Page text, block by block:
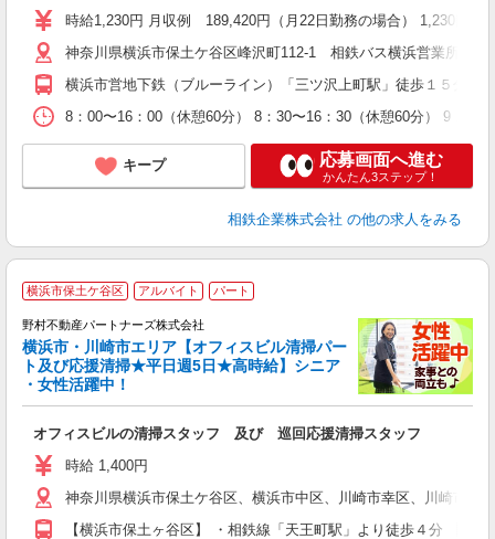
時給1,230円 月収例 189,420円（月22日勤務の場合） 1,230円×
神奈川県横浜市保土ケ谷区峰沢町112-1 相鉄バス横浜営業所
横浜市営地下鉄（ブルーライン）「三ツ沢上町駅」徒歩１５分ｏ
8：00〜16：00（休憩60分） 8：30〜16：30（休憩60分） 9：
キープ 応募画面へ進む
かんたん3ステップ！
相鉄企業株式会社 の他の求人をみる
横浜市保土ケ谷区 アルバイト パート
野村不動産パートナーズ株式会社
横浜市・川崎市エリア【オフィスビル清掃パー
ト及び応援清掃★平日週5日★高時給】シニア
・女性活躍中！
オフィスビルの清掃スタッフ 及び 巡回応援清掃スタッフ
時給 1,400円
神奈川県横浜市保土ケ谷区、横浜市中区、川崎市幸区、川崎市
【横浜市保土ヶ谷区】 ・相鉄線「天王町駅」より徒歩４分 【横